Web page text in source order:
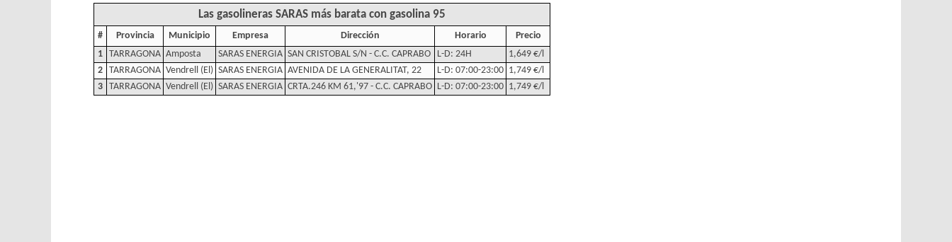
Las gasolineras SARAS más barata con gasolina 95
# Provincia Municipio Empresa Dirección Horario
Precio
1 TARRAGONA Amposta SARAS ENERGIA SAN CRISTOBAL S/N - C.C. CAPRABO L-D: 24H
1,649 €/l
2 TARRAGONA Vendrell (El) SARAS ENERGIA AVENIDA DE LA GENERALITAT, 22 L-D: 07:00-23:00 1,749 €/l
3 TARRAGONA Vendrell (El) SARAS ENERGIA CRTA.246 KM 61,'97 - C.C. CAPRABO L-D: 07:00-23:00 1,749 €/l